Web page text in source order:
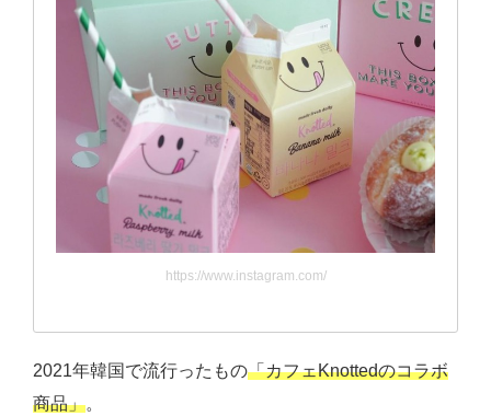
https://www.instagram.com/
2021年韓国で流行ったもの「カフェKnottedのコラボ
商品」。